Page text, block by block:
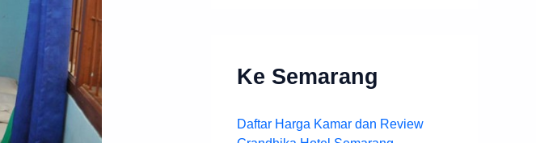
Ke Semarang
Daftar Harga Kamar dan Review